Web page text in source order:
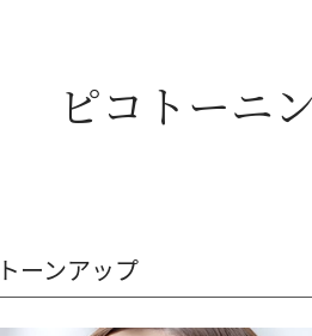
ピコトーニ
ーンアップ